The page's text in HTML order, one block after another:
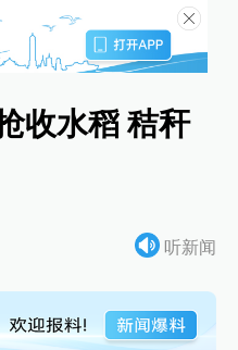
收水稻 秸秆
听新闻